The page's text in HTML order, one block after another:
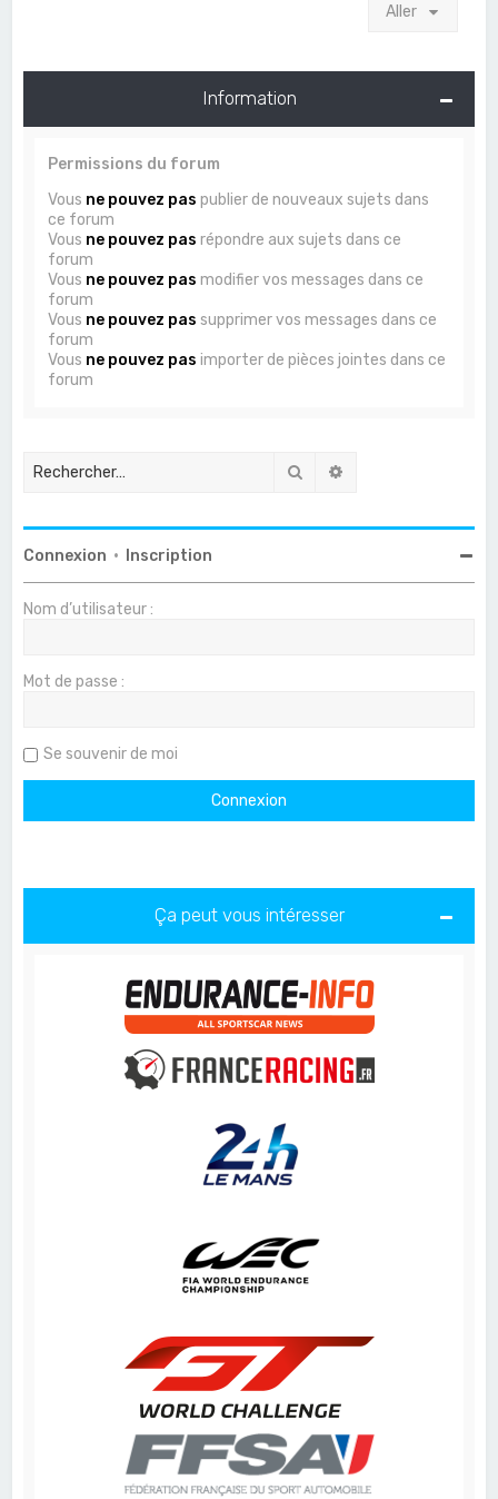
Aller
Information
Permissions du forum
Vous ne pouvez pas publier de nouveaux sujets dans
ce forum
Vous ne pouvez pas répondre aux sujets dans ce
forum
Vous ne pouvez pas modifier vos messages dans ce
forum
Vous ne pouvez pas supprimer vos messages dans ce
forum
Vous ne pouvez pas importer de pièces jointes dans ce
forum
Rechercher
Connexion • Inscription
Nom d’utilisateur :
Mot de passe :
Se souvenir de moi
Ça peut vous intéresser